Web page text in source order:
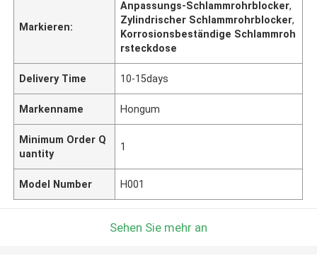
Markieren:
Anpassungs-Schlammrohrblocker,
Zylindrischer Schlammrohrblocker,
Korrosionsbeständige Schlammroh
rsteckdose
Delivery Time 10-15days
Markenname Hongum
Minimum Order Q
uantity
1
Model Number H001
Sehen Sie mehr an